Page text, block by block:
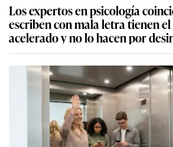
Los expertos en psicología
escriben con mala letra tienen
acelerado y no lo hacen por